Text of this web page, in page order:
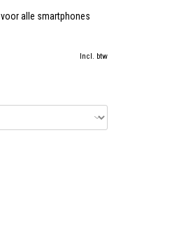
alle smartphones
Incl. btw